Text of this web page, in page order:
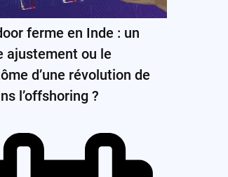
ferme en Inde : un
ajustement ou le
d’une révolution de
l’offshoring ?